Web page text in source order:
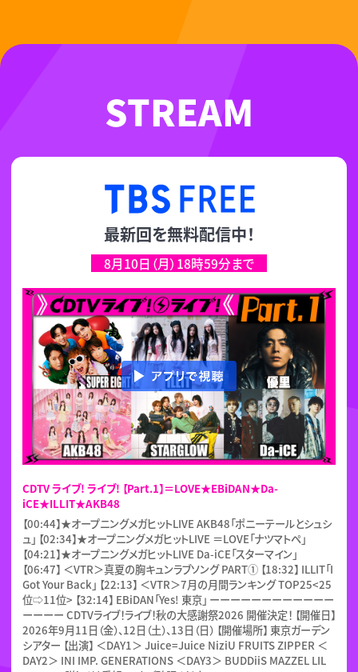
STREAM
最新回を無料配信中！
8月10日（月）18時59分まで
CDTV ライブ! ライブ! 【Part.1】＝LOVE★EBiDAN★Da-
iCE★ILLIT★AKB48
【00:44】★オープニングメガヒットLIVE AKB48「ポニーテールとシュシ
ュ」 【02:34】★オープニングメガヒットLIVE ＝LOVE「ナツマトペ」
【04:21】★オープニングメガヒットLIVE Da-iCE「スターマイン」
【06:47】 ＜VTR＞真夏の胸キュンラブソング PART① 【18:32】 ILLIT「I
Got Your Back」 【22:13】 ＜VTR＞7月の月間ランキング TOP25<25
位⇨11位> 【32:14】 EBiDAN「Yes! 東京」 ーーーーーーーーーーーー
ーーーー CDTVライブ！ライブ！秋の大感謝祭2026 開催決定！ 【開催日】
2026年9月11日（金）、12日（土）、13日（日） 【開催場所】 東京ガーデン
シアター 【出演】 ＜DAY1＞ Juice=Juice NiziU FRUITS ZIPPER ＜
DAY2＞ INI IMP. GENERATIONS ＜DAY3＞ BUDDiiS MAZZEL LIL